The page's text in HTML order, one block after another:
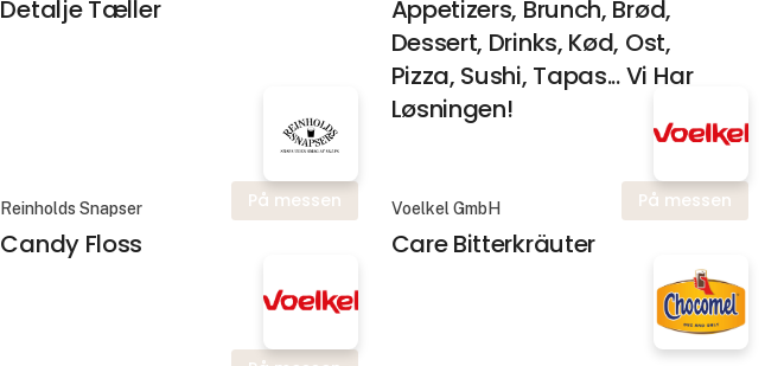
Detalje Tæller
Appetizers, Brunch, Brød,
Dessert, Drinks, Kød, Ost,
Pizza, Sushi, Tapas... Vi Har
Løsningen!
På messen
Reinholds Snapser
Candy Floss
På messen
Voelkel GmbH
Care Bitterkräuter